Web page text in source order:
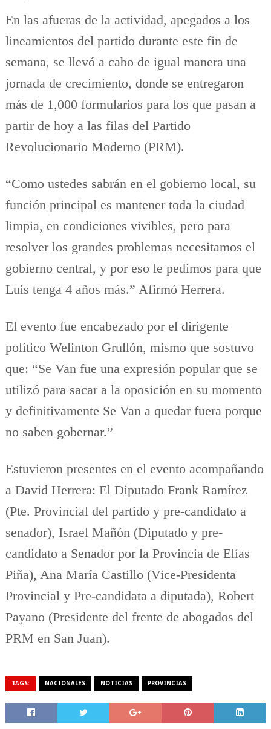
En las afueras de la actividad, apegados a los
lineamientos del partido durante este fin de
semana, se llevó a cabo de igual manera una
jornada de crecimiento, donde se entregaron
más de 1,000 formularios para los que pasan a
partir de hoy a las filas del Partido
Revolucionario Moderno (PRM).
“Como ustedes sabrán en el gobierno local, su
función principal es mantener toda la ciudad
limpia, en condiciones vivibles, pero para
resolver los grandes problemas necesitamos el
gobierno central, y por eso le pedimos para que
Luis tenga 4 años más.” Afirmó Herrera.
El evento fue encabezado por el dirigente
político Welinton Grullón, mismo que sostuvo
que: “Se Van fue una expresión popular que se
utilizó para sacar a la oposición en su momento
y definitivamente Se Van a quedar fuera porque
no saben gobernar.”
Estuvieron presentes en el evento acompañando
a David Herrera: El Diputado Frank Ramírez
(Pte. Provincial del partido y pre-candidato a
senador), Israel Mañón (Diputado y pre-
candidato a Senador por la Provincia de Elías
Piña), Ana María Castillo (Vice-Presidenta
Provincial y Pre-candidata a diputada), Robert
Payano (Presidente del frente de abogados del
PRM en San Juan).
TAGS: NACIONALES NOTICIAS PROVINCIAS